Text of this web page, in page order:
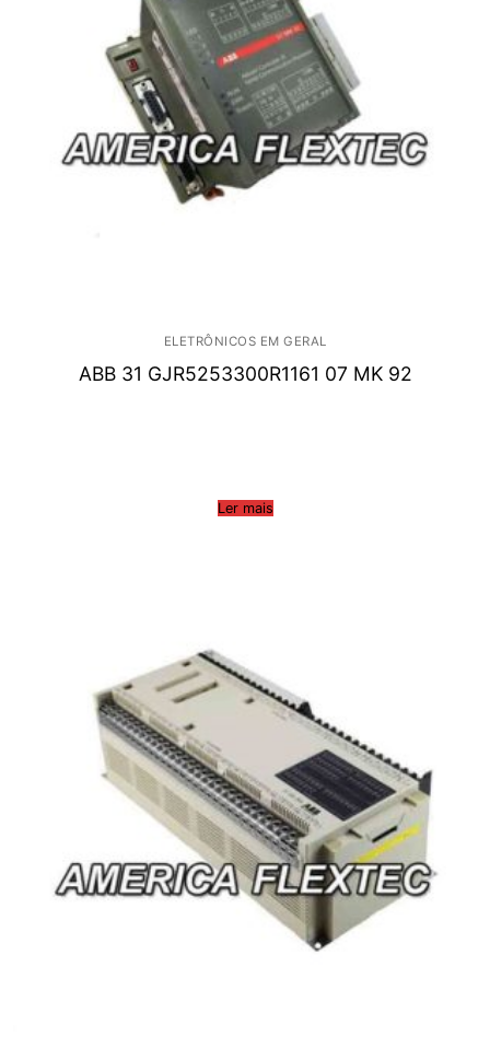
ELETRÔNICOS EM GERAL
ABB 31 GJR5253300R1161 07 MK 92
Ler mais